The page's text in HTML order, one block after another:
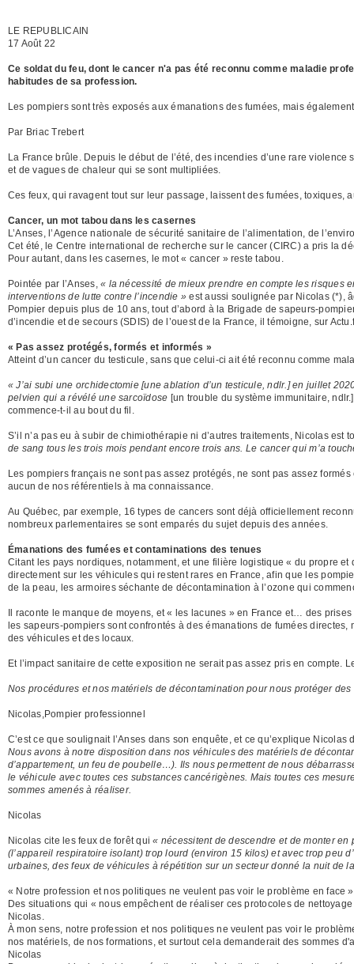
LE REPUBLICAIN
17 Août 22
Ce soldat du feu, dont le cancer n'a pas été reconnu comme maladie
habitudes de sa profession.
Les pompiers sont très exposés aux émanations des fumées, mais
Par Briac Trebert
La France brûle. Depuis le début de l’été, des incendies d’une rare
et de vagues de chaleur qui se sont multipliées.
Ces feux, qui ravagent tout sur leur passage, laissent des fumées, toxiques,
Cancer, un mot tabou dans les casernes
L’Anses, l’Agence nationale de sécurité sanitaire de l’alimentation, de
Cet été, le Centre international de recherche sur le cancer (CIRC) a pris la
Pour autant, dans les casernes, le mot « cancer » reste tabou.
Pointée par l’Anses,« la nécessité de mieux prendre en compte les risques
interventions de lutte contre l’incendie » est aussi soulignée par Nicolas (*),
Pompier depuis plus de 10 ans, tout d’abord à la Brigade de sapeurs-
d’incendie et de secours (SDIS) de l’ouest de la France, il témoigne, sur
« Pas assez protégés, formés et informés »
Atteint d’un cancer du testicule, sans que celui-ci ait été reconnu comme
« J’ai subi une orchidectomie [une ablation d’un testicule, ndlr.] en juillet
pelvien qui a révélé une sarcoïdose [un trouble du système immunitaire, ndlr.]
commence-t-il au bout du fil.
S’il n’a pas eu à subir de chimiothérapie ni d’autres traitements, Nicolas
de sang tous les trois mois pendant encore trois ans. Le cancer qui m’a
Les pompiers français ne sont pas assez protégés, ne sont pas assez
aucun de nos référentiels à ma connaissance.
Au Québec, par exemple, 16 types de cancers sont déjà officiellement
nombreux parlementaires se sont emparés du sujet depuis des années.
Émanations des fumées et contaminations des tenues
Citant les pays nordiques, notamment, et une filière logistique « du propre
directement sur les véhicules qui restent rares en France, afin que les
de la peau, les armoires séchante de décontamination à l’ozone qui
Il raconte le manque de moyens, et « les lacunes » en France et… des
les sapeurs-pompiers sont confrontés à des émanations de fumées
des véhicules et des locaux.
Et l’impact sanitaire de cette exposition ne serait pas assez pris en compte.
Nos procédures et nos matériels de décontamination pour nous protéger
Nicolas,Pompier professionnel
C’est ce que soulignait l’Anses dans son enquête, et ce qu’explique Nicolas
Nous avons à notre disposition dans nos véhicules des matériels de
d’appartement, un feu de poubelle…). Ils nous permettent de nous
le véhicule avec toutes ces substances cancérigènes. Mais toutes ces
sommes amenés à réaliser.
Nicolas
Nicolas cite les feux de forêt qui « nécessitent de descendre et de monter
(l’appareil respiratoire isolant) trop lourd (environ 15 kilos) et avec trop peu
urbaines, des feux de véhicules à répétition sur un secteur donné la nuit de
« Notre profession et nos politiques ne veulent pas voir le problème en face »
Des situations qui « nous empêchent de réaliser ces protocoles de
Nicolas.
À mon sens, notre profession et nos politiques ne veulent pas voir le
nos matériels, de nos formations, et surtout cela demanderait des sommes
Nicolas